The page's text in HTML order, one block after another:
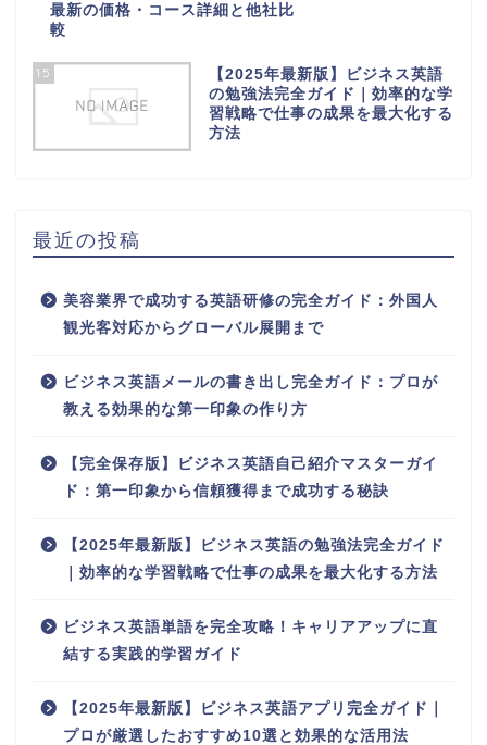
最新の価格・コース詳細と他社比
較
15
【2025年最新版】ビジネス英語
の勉強法完全ガイド｜効率的な学
習戦略で仕事の成果を最大化する
方法
最近の投稿
美容業界で成功する英語研修の完全ガイド：外国人
観光客対応からグローバル展開まで
ビジネス英語メールの書き出し完全ガイド：プロが
教える効果的な第一印象の作り方
【完全保存版】ビジネス英語自己紹介マスターガイ
ド：第一印象から信頼獲得まで成功する秘訣
【2025年最新版】ビジネス英語の勉強法完全ガイド
｜効率的な学習戦略で仕事の成果を最大化する方法
ビジネス英語単語を完全攻略！キャリアアップに直
結する実践的学習ガイド
【2025年最新版】ビジネス英語アプリ完全ガイド｜
プロが厳選したおすすめ10選と効果的な活用法